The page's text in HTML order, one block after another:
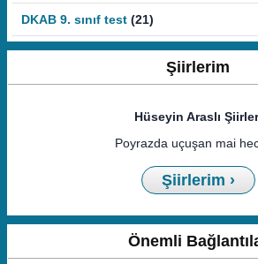
DKAB 9. sınıf test (21)
Şiirlerim
Hüseyin Araslı
Poyrazda uçuşan mai
Şiirlerim ›
Önemli